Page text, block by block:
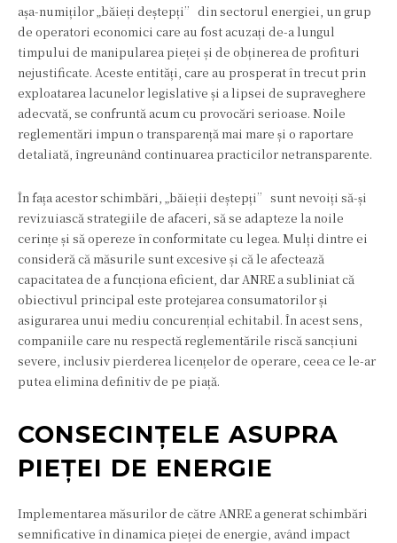
așa-numiților „băieți deștepți” din sectorul energiei, un grup
de operatori economici care au fost acuzați de-a lungul
timpului de manipularea pieței și de obținerea de profituri
nejustificate. Aceste entități, care au prosperat în trecut prin
exploatarea lacunelor legislative și a lipsei de supraveghere
adecvată, se confruntă acum cu provocări serioase. Noile
reglementări impun o transparență mai mare și o raportare
detaliată, îngreunând continuarea practicilor netransparente.
În fața acestor schimbări, „băieții deștepți” sunt nevoiți să-și
revizuiască strategiile de afaceri, să se adapteze la noile
cerințe și să opereze în conformitate cu legea. Mulți dintre ei
consideră că măsurile sunt excesive și că le afectează
capacitatea de a funcționa eficient, dar ANRE a subliniat că
obiectivul principal este protejarea consumatorilor și
asigurarea unui mediu concurențial echitabil. În acest sens,
companiile care nu respectă reglementările riscă sancțiuni
severe, inclusiv pierderea licențelor de operare, ceea ce le-ar
putea elimina definitiv de pe piață.
CONSECINȚELE ASUPRA
PIEȚEI DE ENERGIE
Implementarea măsurilor de către ANRE a generat schimbări
semnificative în dinamica pieței de energie, având impact